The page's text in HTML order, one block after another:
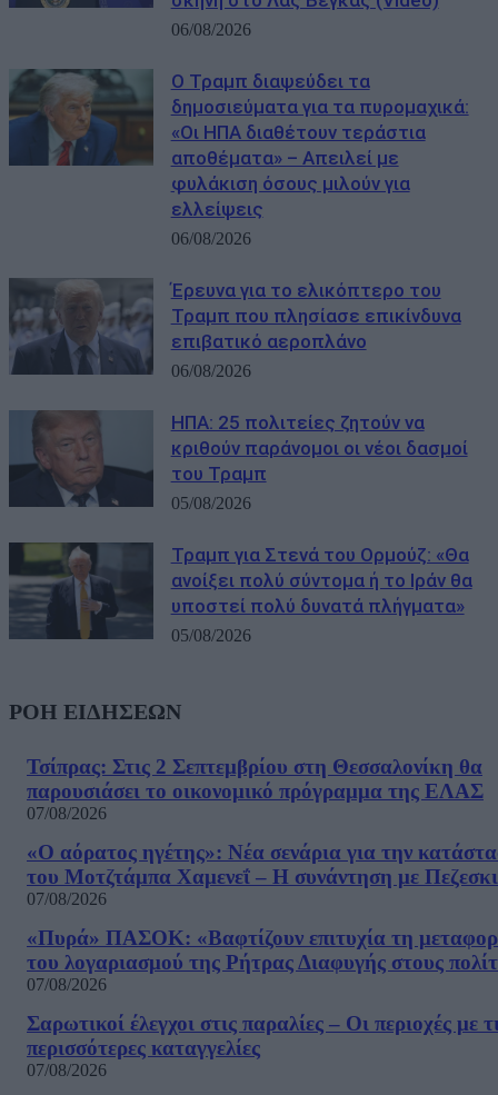
06/08/2026
Ο Τραμπ διαψεύδει τα
δημοσιεύματα για τα πυρομαχικά:
«Οι ΗΠΑ διαθέτουν τεράστια
αποθέματα» – Απειλεί με
φυλάκιση όσους μιλούν για
ελλείψεις
06/08/2026
Έρευνα για το ελικόπτερο του
Τραμπ που πλησίασε επικίνδυνα
επιβατικό αεροπλάνο
06/08/2026
ΗΠΑ: 25 πολιτείες ζητούν να
κριθούν παράνομοι οι νέοι δασμοί
του Τραμπ
05/08/2026
Τραμπ για Στενά του Ορμούζ: «Θα
ανοίξει πολύ σύντομα ή το Ιράν θα
υποστεί πολύ δυνατά πλήγματα»
05/08/2026
ΡΟΗ ΕΙΔΗΣΕΩΝ
Τσίπρας: Στις 2 Σεπτεμβρίου στη Θεσσαλονίκη θα
παρουσιάσει το οικονομικό πρόγραμμα της ΕΛΑΣ
07/08/2026
«Ο αόρατος ηγέτης»: Νέα σενάρια για την
του Μοτζτάμπα Χαμενεΐ – Η συνάντηση με
07/08/2026
«Πυρά» ΠΑΣΟΚ: «Βαφτίζουν επιτυχία τη
του λογαριασμού της Ρήτρας Διαφυγής στους
07/08/2026
Σαρωτικοί έλεγχοι στις παραλίες – Οι περιοχές με
περισσότερες καταγγελίες
07/08/2026